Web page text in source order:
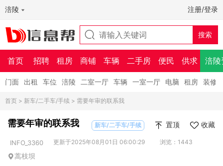
涪陵 注册/登录
首页 招聘 租房 商铺 车辆 二手房 便民 供求 涪陵
门面 出租 车位 涪陵 二室一厅 车辆 一室一厅 电脑 租房 装修
首页 > 新车/二手车/手续 > 需要年审的联系我
需要年审的联系我 新车/二手车/手续 置顶 收藏
INFO_3360 更新于2025年08月01日 06:00:29 浏览：1443
蒿枝坝